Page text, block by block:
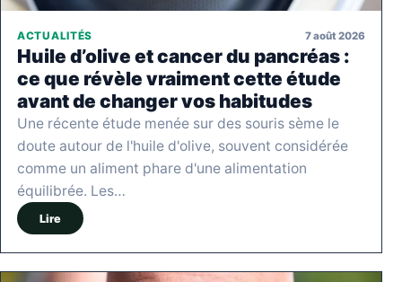
ACTUALITÉS 7 août 2026
Huile d’olive et cancer du pancréas :
ce que révèle vraiment cette étude
avant de changer vos habitudes
Une récente étude menée sur des souris sème le
doute autour de l'huile d'olive, souvent considérée
comme un aliment phare d'une alimentation
équilibrée. Les…
Lire